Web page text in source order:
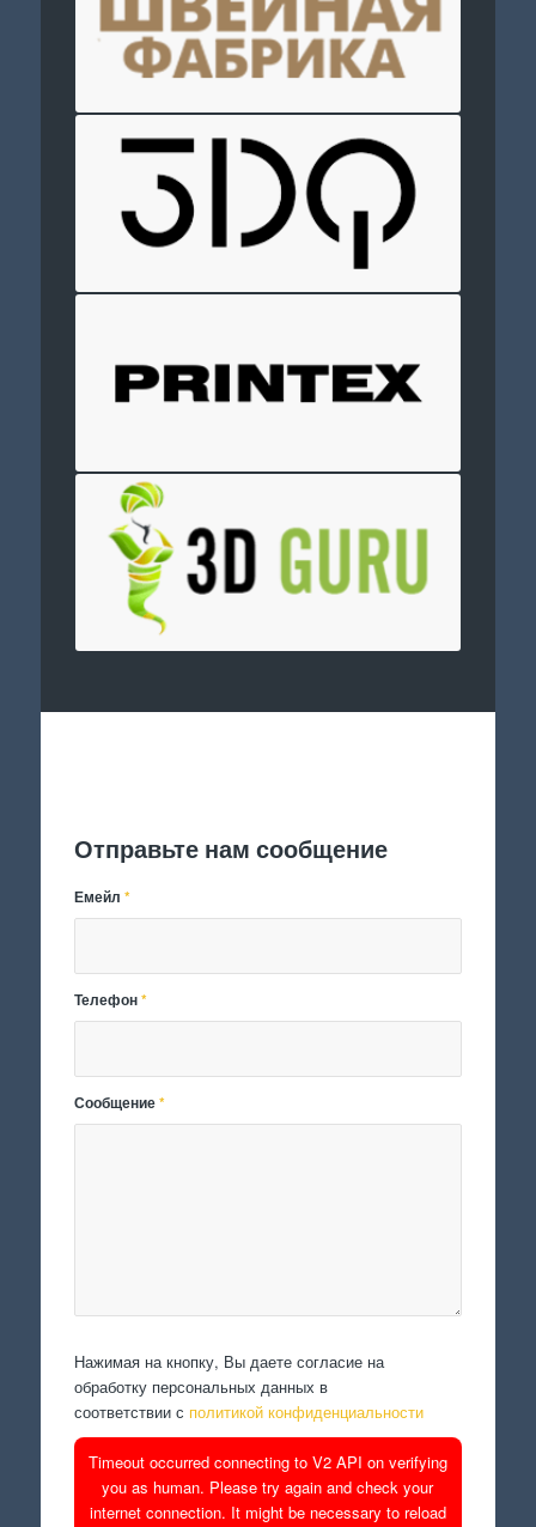
Отправьте нам сообщение
Емейл*
Телефон*
Сообщение*
Нажимая на кнопку, Вы даете согласие на
обработку персональных данных в
соответствии с политикой конфиденциальности
Timeout occurred connecting to V2 API on verifying
you as human. Please try again and check your
internet connection. It might be necessary to reload